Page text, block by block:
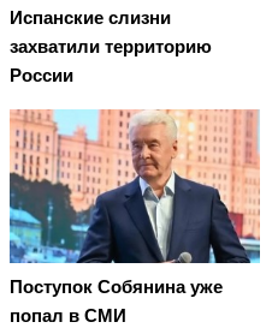
Испанские слизни
захватили территорию
России
Поступок Собянина уже
попал в СМИ